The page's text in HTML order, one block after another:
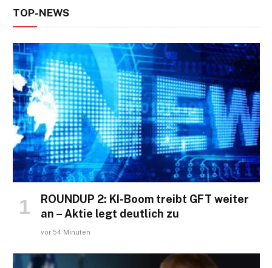
TOP-NEWS
ROUNDUP 2: KI-Boom treibt GFT weiter
an – Aktie legt deutlich zu
vor 54 Minuten